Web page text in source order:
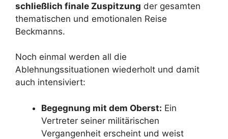
schließlich finale Zuspitzung der gesamten
thematischen und emotionalen Reise
Beckmanns.
Noch einmal werden all die
Ablehnungssituationen wiederholt und damit
auch intensiviert:
Begegnung mit dem Oberst: Ein
Vertreter seiner militärischen
Vergangenheit erscheint und weist